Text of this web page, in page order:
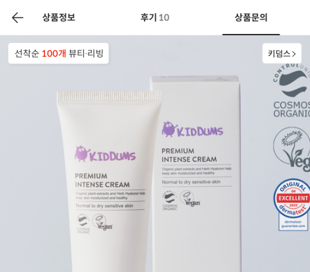
상품정보 후기 10 상품문의
찬들마루 주문/배송 고객센터
선착순 100개 뷰티∙리빙 키덤스